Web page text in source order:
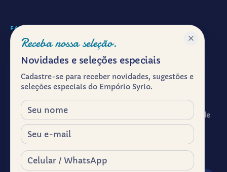
FALAR CONOSCO
WhatsApp ·(11) 99601-7286
Instagram · @emporiosyrio
Facebook · @emporiosyrio
contato@emporiosyrio.com.br
R. Comendador Abdo Schahin, 136 - Centro Histórico de
São Paulo, São Paulo - SP, 01023-050
Segunda a sábado, das 9h às 19h
Receba nossa seleção.
Novidades e seleções especiais
Cadastre-se para receber novidades, sugestões e
seleções especiais do Empório Syrio.
Nome
E-mail
Celular / WhatsApp